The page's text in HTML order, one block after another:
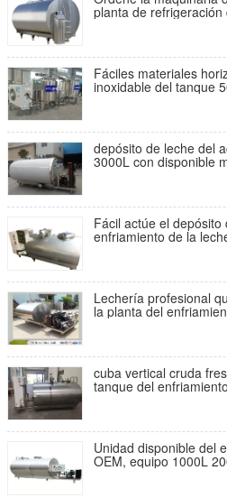
planta de
Fáciles materiales
inoxidable del tanque
depósito de leche del
3000L con disponible
Fácil actúe el
enfriamiento de la
Lechería profesional
la planta del
cuba vertical cruda
tanque del
Unidad disponible del
OEM, equipo 1000L